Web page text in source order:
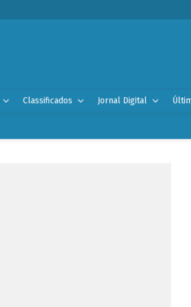
Classificados Jornal Digital